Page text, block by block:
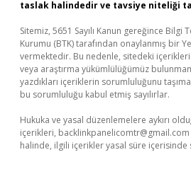
taslak halindedir ve tavsiye niteliği
Sitemiz, 5651 Sayılı Kanun gereğince Bilgi
Kurumu (BTK) tarafından onaylanmış bir
vermektedir. Bu nedenle, sitedeki
veya araştırma yükümlülüğümüz
yazdıkları içeriklerin sorumluluğunu
bu sorumluluğu kabul etmiş sayılırlar.
Hukuka ve yasal düzenlemelere aykırı
içerikleri, backlinkpanelicomtr@gmail.com
halinde, ilgili içerikler yasal süre içerisinde